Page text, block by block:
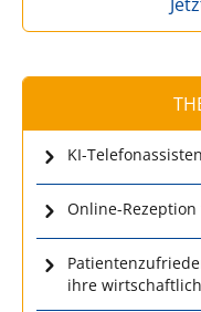
KI-
Online-
ihre